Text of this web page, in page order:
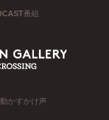
番組
かすかけ声